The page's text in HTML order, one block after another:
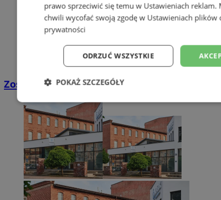
Zostań kierowcą w DPD
prawo sprzeciwić się temu w Ustawieniach reklam.
chwili wycofać swoją zgodę w Ustawieniach plików
prywatności
ODRZUĆ WSZYSTKIE
POKAŻ SZCZEGÓŁY
Niezbędne Wydajność
Niesklasyfikowane